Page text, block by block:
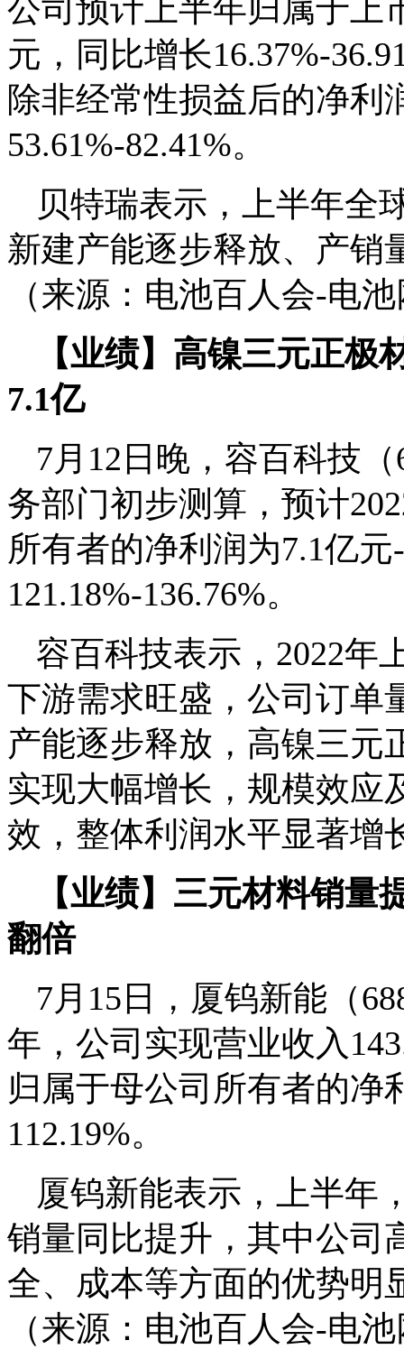
公司预计上半年归属于上
元，同比增长16.37%-
除非经常性损益后的净利
53.61%-82.41%。
贝特瑞表示，上半年全
新建产能逐步释放、产销
（来源：电池百人会-电
【业绩】高镍三元正
7.1亿
7月12日晚，容百科技
务部门初步测算，预计
所有者的净利润为7.1亿
121.18%-136.76%。
容百科技表示，2022年
下游需求旺盛，公司订单
产能逐步释放，高镍三元
实现大幅增长，规模效应
效，整体利润水平显著增
【业绩】三元材料销
翻倍
7月15日，厦钨新能（
年，公司实现营业收入
归属于母公司所有者的净
112.19%。
厦钨新能表示，上半年
销量同比提升，其中公司
全、成本等方面的优势明
（来源：电池百人会-电